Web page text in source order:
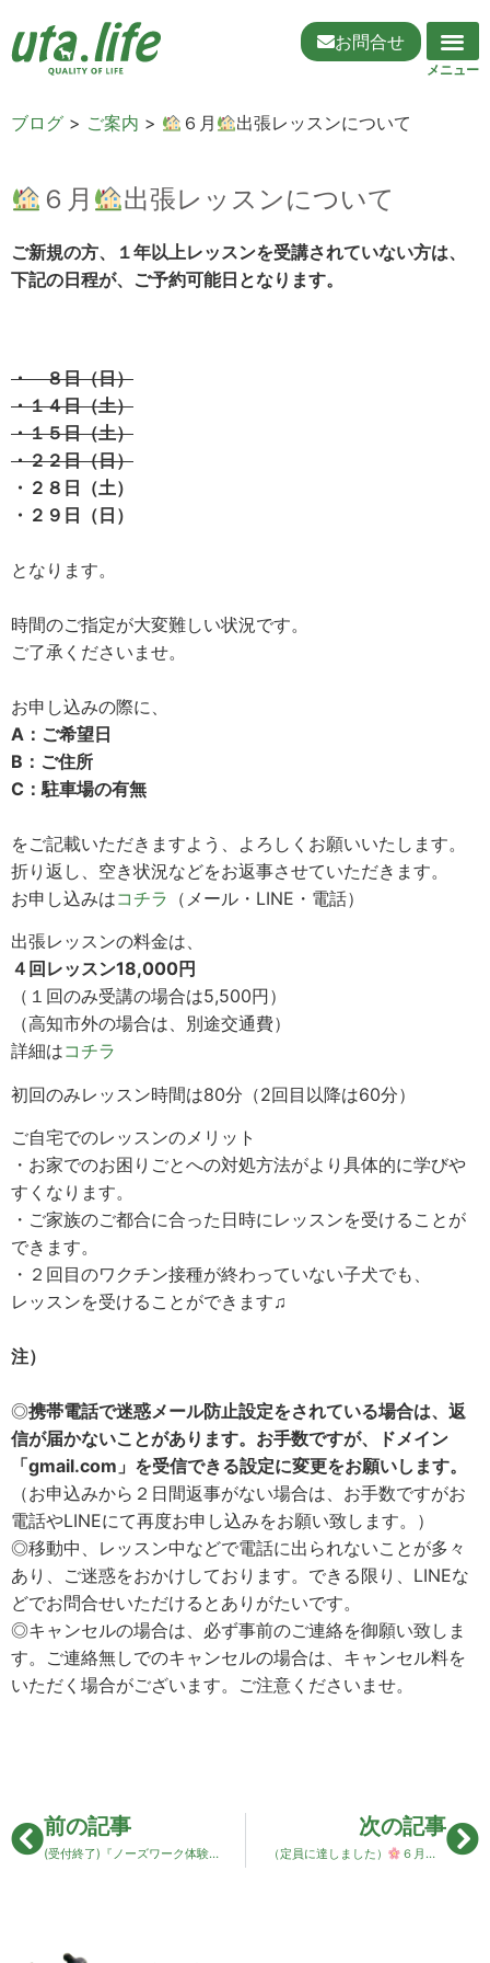
お問合せ
ブログ > ご案内 > ６月 出張レッスンについて
６月 出張レッスンについて
ご新規の方、１年以上レッスンを受講されていない方は、
下記の日程が、ご予約可能日となります。
・ ８日（日）
・１４日（土）
・１５日（土）
・２２日（日）
・２８日（土）
・２９日（日）
となります。
時間のご指定が大変難しい状況です。
ご了承くださいませ。
お申し込みの際に、
A：ご希望日
B：ご住所
C：駐車場の有無
をご記載いただきますよう、よろしくお願いいたします。
折り返し、空き状況などをお返事させていただきます。
お申し込みはコチラ （メール・LINE・電話）
出張レッスンの料金は、
４回レッスン18,000円
（１回のみ受講の場合は5,500円）
（高知市外の場合は、別途交通費）
詳細はコチラ
初回のみレッスン時間は80分（2回目以降は60分）
ご自宅でのレッスンのメリット
・お家でのお困りごとへの対処方法がより具体的に学びや
すくなります。
・ご家族のご都合に合った日時にレッスンを受けることが
できます。
・２回目のワクチン接種が終わっていない子犬でも、
レッスンを受けることができます♫
注）
◎携帯電話で迷惑メール防止設定をされている場合は、返
信が届かないことがあります。お手数ですが、ドメイン
「gmail.com」を受信できる設定に変更をお願いします。
（お申込みから２日間返事がない場合は、お手数ですがお
電話やLINEにて再度お申し込みをお願い致します。）
◎移動中、レッスン中などで電話に出られないことが多々
あり、ご迷惑をおかけしております。できる限り、LINEな
どでお問合せいただけるとありがたいです。
◎キャンセルの場合は、必ず事前のご連絡を御願い致しま
す。ご連絡無しでのキャンセルの場合は、キャンセル料を
いただく場合がございます。ご注意くださいませ。
前の記事
(受付終了)『ノーズワーク体験会』見学者募集
次の記事
（定員に達しました） ６月 ペット